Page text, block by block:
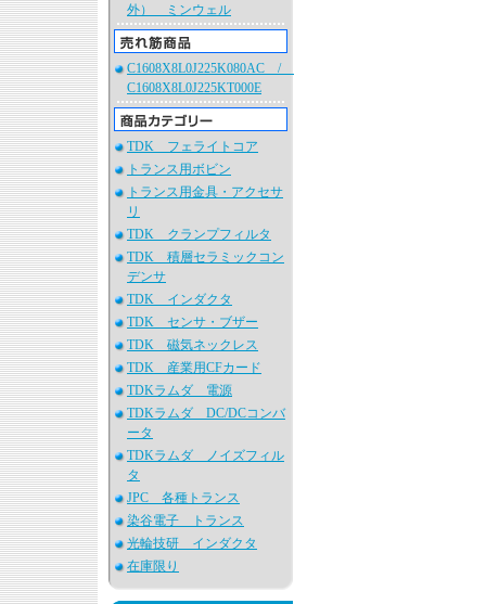
外） ミンウェル
C1608X8L0J225K080AC /
C1608X8L0J225KT000E
TDK フェライトコア
トランス用ボビン
トランス用金具・アクセサ
リ
TDK クランプフィルタ
TDK 積層セラミックコン
デンサ
TDK インダクタ
TDK センサ・ブザー
TDK 磁気ネックレス
TDK 産業用CFカード
TDKラムダ 電源
TDKラムダ DC/DCコンバ
ータ
TDKラムダ ノイズフィル
タ
JPC 各種トランス
染谷電子 トランス
光輪技研 インダクタ
在庫限り